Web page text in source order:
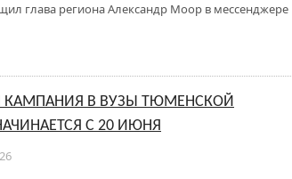
глава региона Александр Моор в мессенджере
КАМПАНИЯ В ВУЗЫ ТЮМЕНСКОЙ
С 20 ИЮНЯ